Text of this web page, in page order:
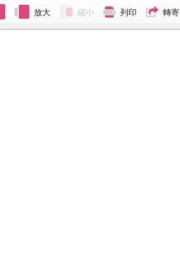
放大 縮小 列印 轉寄